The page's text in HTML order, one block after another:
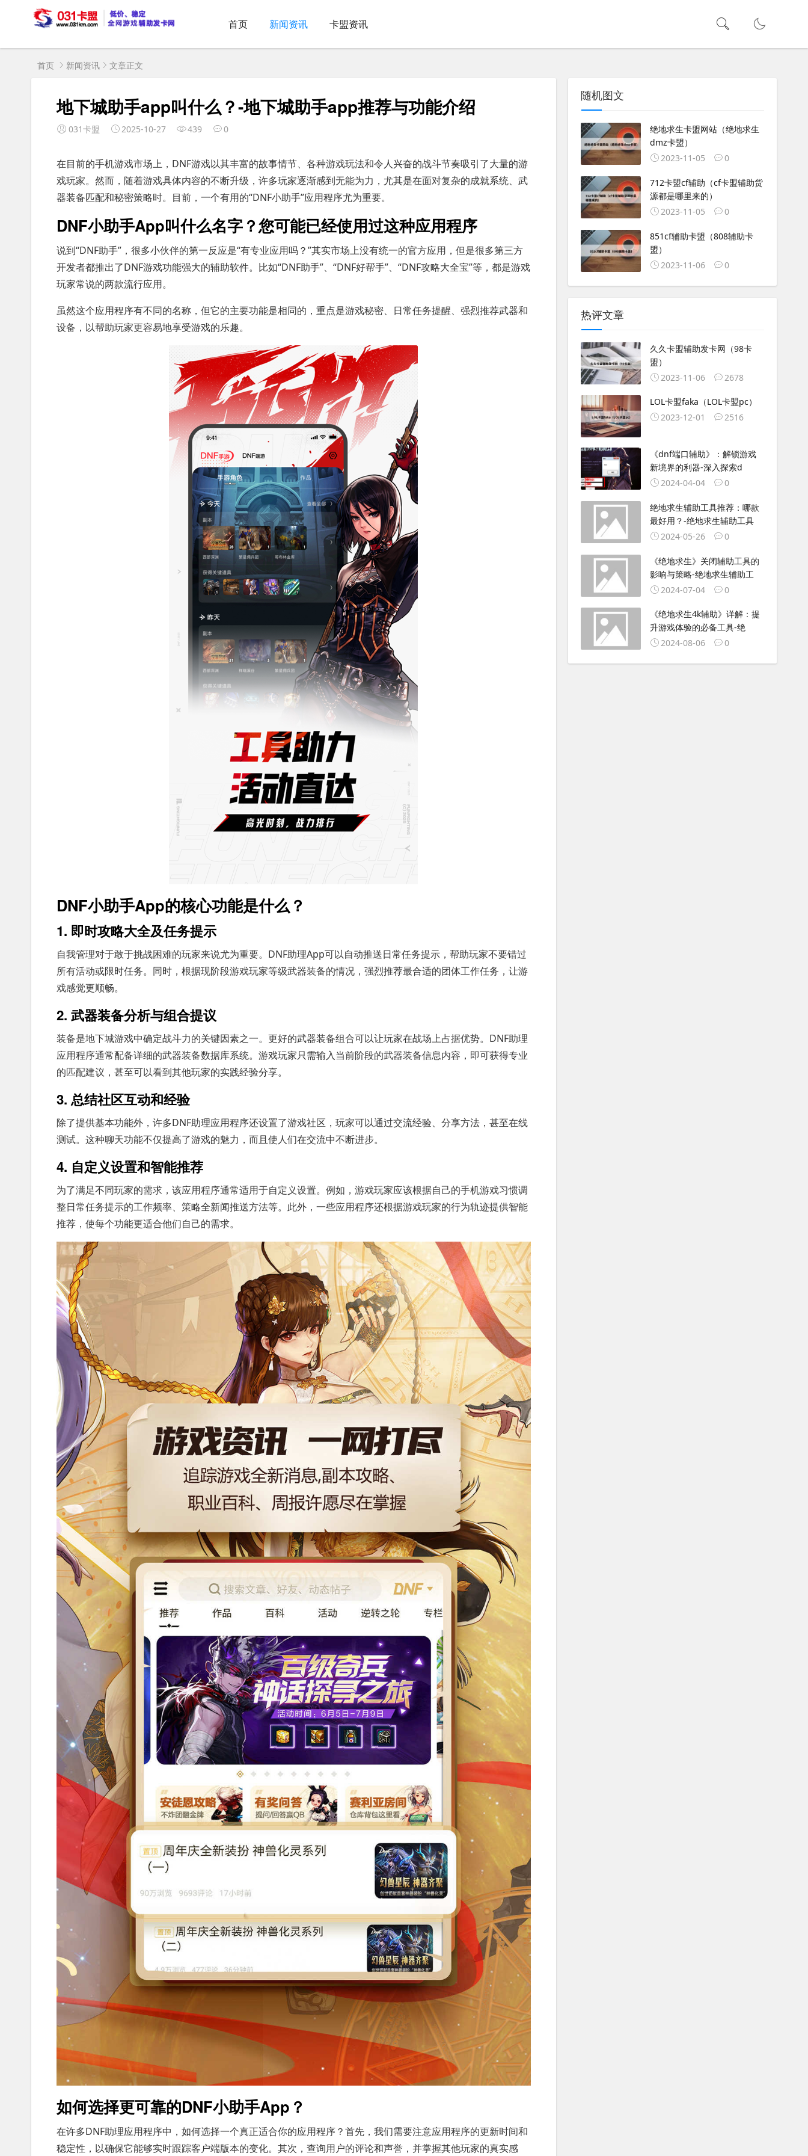
首页 新闻资讯 卡盟资讯
首页 新闻资讯 文章正文
地下城助手app叫什么？-地下城助手app推荐与功能介绍
031卡盟 2025-10-27 439 0
在目前的手机游戏市场上，DNF游戏以其丰富的故事情节、各种游戏玩法和令人兴奋的战斗节奏吸引了大量的游
戏玩家。然而，随着游戏具体内容的不断升级，许多玩家逐渐感到无能为力，尤其是在面对复杂的成就系统、武
器装备匹配和秘密策略时。目前，一个有用的“DNF小助手”应用程序尤为重要。
DNF小助手App叫什么名字？您可能已经使用过这种应用程序
说到“DNF助手”，很多小伙伴的第一反应是“有专业应用吗？”其实市场上没有统一的官方应用，但是很多第三方
开发者都推出了DNF游戏功能强大的辅助软件。比如“DNF助手”、“DNF好帮手”、“DNF攻略大全宝”等，都是游戏
玩家常说的两款流行应用。
虽然这个应用程序有不同的名称，但它的主要功能是相同的，重点是游戏秘密、日常任务提醒、强烈推荐武器和
设备，以帮助玩家更容易地享受游戏的乐趣。
DNF小助手App的核心功能是什么？
1. 即时攻略大全及任务提示
自我管理对于敢于挑战困难的玩家来说尤为重要。DNF助理App可以自动推送日常任务提示，帮助玩家不要错过
所有活动或限时任务。同时，根据现阶段游戏玩家等级武器装备的情况，强烈推荐最合适的团体工作任务，让游
戏感觉更顺畅。
2. 武器装备分析与组合提议
装备是地下城游戏中确定战斗力的关键因素之一。更好的武器装备组合可以让玩家在战场上占据优势。DNF助理
应用程序通常配备详细的武器装备数据库系统。游戏玩家只需输入当前阶段的武器装备信息内容，即可获得专业
的匹配建议，甚至可以看到其他玩家的实践经验分享。
3. 总结社区互动和经验
除了提供基本功能外，许多DNF助理应用程序还设置了游戏社区，玩家可以通过交流经验、分享方法，甚至在线
测试。这种聊天功能不仅提高了游戏的魅力，而且使人们在交流中不断进步。
4. 自定义设置和智能推荐
为了满足不同玩家的需求，该应用程序通常适用于自定义设置。例如，游戏玩家应该根据自己的手机游戏习惯调
整日常任务提示的工作频率、策略全新闻推送方法等。此外，一些应用程序还根据游戏玩家的行为轨迹提供智能
推荐，使每个功能更适合他们自己的需求。
如何选择更可靠的DNF小助手App？
在许多DNF助理应用程序中，如何选择一个真正适合你的应用程序？首先，我们需要注意应用程序的更新时间和
稳定性，以确保它能够实时跟踪客户端版本的变化。其次，查询用户的评论和声誉，并掌握其他玩家的真实感
随机图文
绝地求生卡盟网站（绝地求生
dmz卡盟）
2023-11-05
0
712卡盟cf辅助（cf卡盟辅助货
源都是哪里来的）
2023-11-05
0
851cf辅助卡盟（808辅助卡
盟）
2023-11-06
0
热评文章
久久卡盟辅助发卡网（98卡
盟）
2023-11-06
2678
LOL卡盟faka（LOL卡盟pc）
2023-12-01
2516
《dnf端口辅助》：解锁游戏
新境界的利器-深入探索d
2024-04-04
0
绝地求生辅助工具推荐：哪款
最好用？-绝地求生辅助工具
2024-05-26
0
《绝地求生》关闭辅助工具的
影响与策略-绝地求生辅助工
2024-07-04
0
《绝地求生4k辅助》详解：提
升游戏体验的必备工具-绝
2024-08-06
0